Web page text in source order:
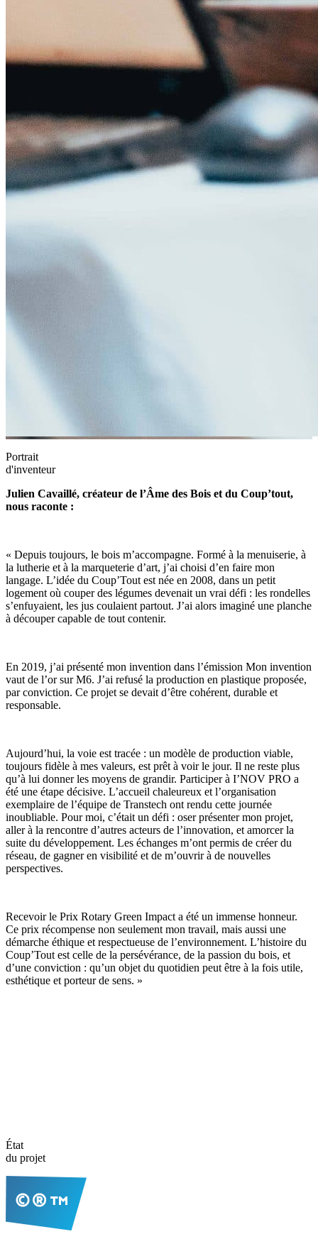
Portrait
d'inventeur
Julien Cavaillé, créateur de l’Âme des Bois et du Coup’tout,
nous raconte :
« Depuis toujours, le bois m’accompagne. Formé à la menuiserie, à
la lutherie et à la marqueterie d’art, j’ai choisi d’en faire mon
langage. L’idée du Coup’Tout est née en 2008, dans un petit
logement où couper des légumes devenait un vrai défi : les rondelles
s’enfuyaient, les jus coulaient partout. J’ai alors imaginé une planche
à découper capable de tout contenir.
En 2019, j’ai présenté mon invention dans l’émission Mon invention
vaut de l’or sur M6. J’ai refusé la production en plastique proposée,
par conviction. Ce projet se devait d’être cohérent, durable et
responsable.
Aujourd’hui, la voie est tracée : un modèle de production viable,
toujours fidèle à mes valeurs, est prêt à voir le jour. Il ne reste plus
qu’à lui donner les moyens de grandir. Participer à I’NOV PRO a
été une étape décisive. L’accueil chaleureux et l’organisation
exemplaire de l’équipe de Transtech ont rendu cette journée
inoubliable. Pour moi, c’était un défi : oser présenter mon projet,
aller à la rencontre d’autres acteurs de l’innovation, et amorcer la
suite du développement. Les échanges m’ont permis de créer du
réseau, de gagner en visibilité et de m’ouvrir à de nouvelles
perspectives.
Recevoir le Prix Rotary Green Impact a été un immense honneur.
Ce prix récompense non seulement mon travail, mais aussi une
démarche éthique et respectueuse de l’environnement. L’histoire du
Coup’Tout est celle de la persévérance, de la passion du bois, et
d’une conviction : qu’un objet du quotidien peut être à la fois utile,
esthétique et porteur de sens. »
État
du projet